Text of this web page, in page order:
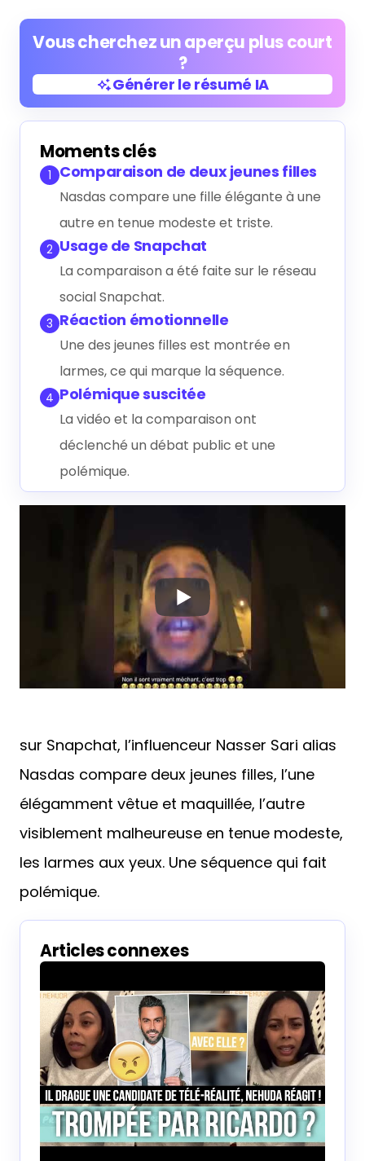
Vous cherchez un aperçu plus court
?
Générer le résumé IA
Générer le résumé IA
Moments clés
1 Comparaison de deux jeunes filles
Nasdas compare une fille élégante à une
autre en tenue modeste et triste.
2 Usage de Snapchat
La comparaison a été faite sur le réseau
social Snapchat.
3 Réaction émotionnelle
Une des jeunes filles est montrée en
larmes, ce qui marque la séquence.
4 Polémique suscitée
La vidéo et la comparaison ont
déclenché un débat public et une
polémique.
sur Snapchat, l’influenceur Nasser Sari alias
Nasdas compare deux jeunes filles, l’une
élégamment vêtue et maquillée, l’autre
visiblement malheureuse en tenue modeste,
les larmes aux yeux. Une séquence qui fait
polémique.
Articles connexes